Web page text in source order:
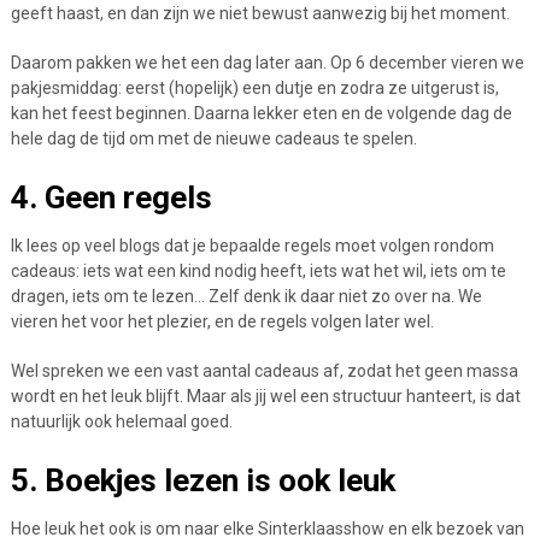
geeft haast, en dan zijn we niet bewust aanwezig bij het moment.
Daarom pakken we het een dag later aan. Op 6 december vieren we
pakjesmiddag: eerst (hopelijk) een dutje en zodra ze uitgerust is,
kan het feest beginnen. Daarna lekker eten en de volgende dag de
hele dag de tijd om met de nieuwe cadeaus te spelen.
4. Geen regels
Ik lees op veel blogs dat je bepaalde regels moet volgen rondom
cadeaus: iets wat een kind nodig heeft, iets wat het wil, iets om te
dragen, iets om te lezen… Zelf denk ik daar niet zo over na. We
vieren het voor het plezier, en de regels volgen later wel.
Wel spreken we een vast aantal cadeaus af, zodat het geen massa
wordt en het leuk blijft. Maar als jij wel een structuur hanteert, is dat
natuurlijk ook helemaal goed.
5. Boekjes lezen is ook leuk
Hoe leuk het ook is om naar elke Sinterklaasshow en elk bezoek van